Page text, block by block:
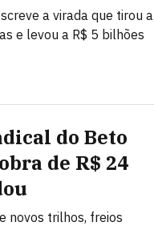
a virada que tirou a
e levou a R$ 5 bilhões
do Beto
de R$ 24
novos trilhos, freios